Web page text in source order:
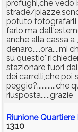
profughi,che vedo
strade/
potuto
farlo,ma
anche alla cassa
denaro.....ora....mi
su
stazionare fuori
dei carrelli,che poi
peggio?............che
riusposta......grazie
Riunione
13:10